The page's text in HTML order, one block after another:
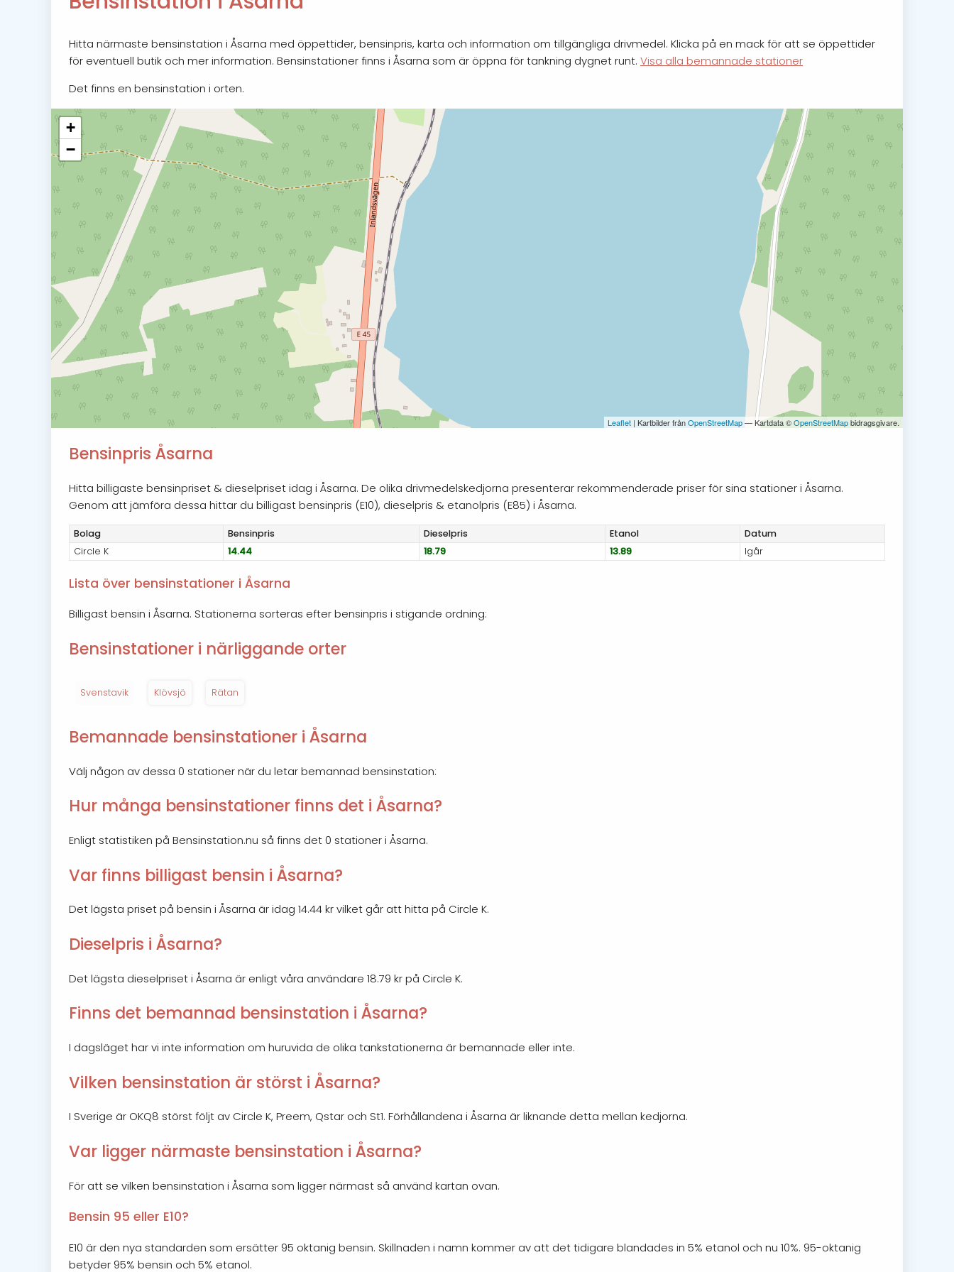
Hitta närmaste bensinstation i Åsarna med öppettider, bensinpris, karta och information om tillgängliga drivmedel. Klicka på en mack för att se öppettider
för eventuell butik och mer information. Bensinstationer finns i Åsarna som är öppna för tankning dygnet runt. Visa alla bemannade stationer
Det finns en bensinstation i orten.
+
−
Leaflet | Kartbilder frånOpenStreetMap— Kartdata ©OpenStreetMapbidragsgivare.
Bensinpris Åsarna
Hitta billigaste bensinpriset & dieselpriset idag i Åsarna. De olika drivmedelskedjorna presenterar rekommenderade priser för sina stationer i Åsarna.
Genom att jämföra dessa hittar du billigast bensinpris (E10), dieselpris & etanolpris (E85) i Åsarna.
Bolag Bensinpris Dieselpris Etanol
Datum
Circle K
14.44 18.79 13.89 Igår
Lista över bensinstationer i Åsarna
Billigast bensin i Åsarna. Stationerna sorteras efter bensinpris i stigande ordning:
Bensinstationer i närliggande orter
Svenstavik Klövsjö Rätan
Bemannade bensinstationer i Åsarna
Välj någon av dessa 0 stationer när du letar bemannad bensinstation:
Hur många bensinstationer finns det i Åsarna?
Enligt statistiken på Bensinstation.nu så finns det 0 stationer i Åsarna.
Var finns billigast bensin i Åsarna?
Det lägsta priset på bensin i Åsarna är idag 14.44 kr vilket går att hitta på Circle K.
Dieselpris i Åsarna?
Det lägsta dieselpriset i Åsarna är enligt våra användare 18.79 kr på Circle K.
Finns det bemannad bensinstation i Åsarna?
I dagsläget har vi inte information om huruvida de olika tankstationerna är bemannade eller inte.
Vilken bensinstation är störst i Åsarna?
I Sverige är OKQ8 störst följt av Circle K, Preem, Qstar och St1. Förhållandena i Åsarna är liknande detta mellan kedjorna.
Var ligger närmaste bensinstation i Åsarna?
För att se vilken bensinstation i Åsarna som ligger närmast så använd kartan ovan.
Bensin 95 eller E10?
E10 är den nya standarden som ersätter 95 oktanig bensin. Skillnaden i namn kommer av att det tidigare blandades in 5% etanol och nu 10%. 95-oktanig
betyder 95% bensin och 5% etanol.